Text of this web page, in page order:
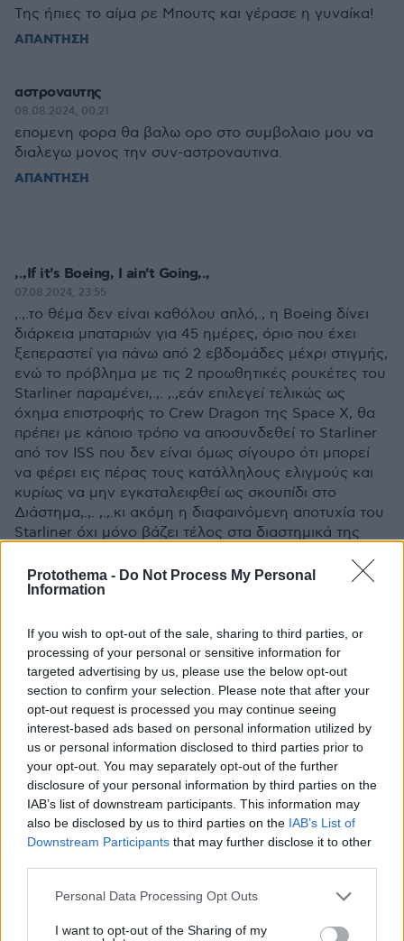
Protothema - Do Not Process My Personal
Information
If you wish to opt-out of the sale, sharing to third parties, or
processing of your personal or sensitive information for
targeted advertising by us, please use the below opt-out
section to confirm your selection. Please note that after your
opt-out request is processed you may continue seeing
interest-based ads based on personal information utilized by
us or personal information disclosed to third parties prior to
your opt-out. You may separately opt-out of the further
disclosure of your personal information by third parties on the
IAB’s list of downstream participants. This information may
also be disclosed by us to third parties on the IAB’s List of
Downstream Participants that may further disclose it to other
Please note that this website/app uses one or more Google
not limited to your visit or usage behaviour. You may click to
Personal Data Processing Opt Outs
I want to opt-out of the Sharing of my
Της ήπιες το αίμα ρε Μπουτς και γέρασε η γυναίκα!
ΑΠΑΝΤΗΣΗ
αστροναυτης
08.08.2024, 00:21
επομενη φορα θα βαλω ορο στο συμβολαιο μου να
διαλεγω μονος την συν-αστροναυτινα.
ΑΠΑΝΤΗΣΗ
,.,If it's Boeing, I ain't Going,.,
07.08.2024, 23:55
,.,.το θέμα δεν είναι καθόλου απλό,., η Boeing δίνει
διάρκεια μπαταριών για 45 ημέρες, όριο που έχει
ξεπεραστεί για πάνω από 2 εβδομάδες μέχρι στιγμής,
ενώ το πρόβλημα με τις 2 προωθητικές ρουκέτες του
Starliner παραμένει,.,. ,.,εάν επιλεγεί τελικώς ως
όχημα επιστροφής το Crew Dragon της Space X, θα
πρέπει με κάποιο τρόπο να αποσυνδεθεί το Starliner
από τον ISS που δεν είναι όμως σίγουρο ότι μπορεί
να φέρει εις πέρας τους κατάλληλους ελιγμούς και
κυρίως να μην εγκαταλειφθεί ως σκουπίδι στο
Διάστημα,.,. ,.,.κι ακόμη η διαφαινόμενη αποτυχία του
Starliner όχι μόνο βάζει τέλος στα διαστημικά της
πολλά χρόνια πίσω προκειμένου να βρεθεί δεύτερος
αξιόπιστος μεταφορέας πληρωμάτων προς τον ISS,.,.
ΑΠΑΝΤΗΣΗ
Χ Rhodesian s.a.s
07.08.2024, 22:52
Πέρα από τα φαιδρά περί επίπεδης γής και
εξωγήινων βάσεων στην αθέατη πλευρά της
σελήνης, που κάποιοι χαζοχαρούμενοι ελλείψει
επιχειρημάτων χλευάζουν, το γεγονός είναι ένα
ΠΟΤΕ δεν έχει πάει άνθρωπος στην Σελήνη. ΠΟΤΕ.
Δεν υπήρξε και δεν υπάρχει (ακόμη) η τεχνολογία
για κάτι τέτοιο. Ίσως γύρω στο 2050 να γίνει για
πρώτη φορά. Αγκομαχούν από το 1972 που υποτίθεται
ήταν η τελευταία επανδρωμένη αποστολή στη
πουλάνε παραμύθι όπως κάθε Αμερικάνος πρόεδρος